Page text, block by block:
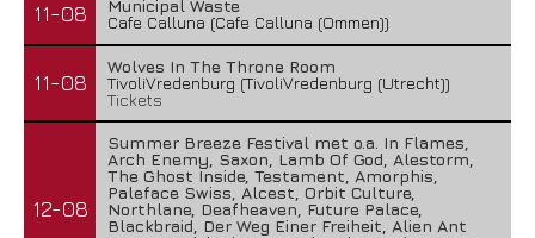
11-08
Municipal Waste
Cafe Calluna (Cafe Calluna (Ommen))
11-08
Wolves In The Throne Room
TivoliVredenburg (TivoliVredenburg (Utrecht))
Tickets
12-08
Summer Breeze Festival met o.a. In Flames,
Arch Enemy, Saxon, Lamb Of God, Alestorm,
The Ghost Inside, Testament, Amorphis,
Paleface Swiss, Alcest, Orbit Culture,
Northlane, Deafheaven, Future Palace,
Blackbraid, Der Weg Einer Freiheit, Alien Ant